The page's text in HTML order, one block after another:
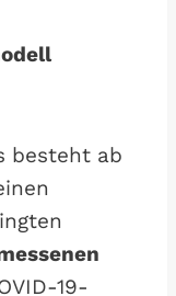
besteht ab
19-